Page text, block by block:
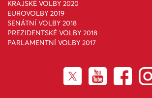
KRAJSKÉ VOLBY 2020
EUROVOLBY 2019
SENÁTNÍ VOLBY 2018
PREZIDENTSKÉ VOLBY 2018
PARLAMENTNÍ VOLBY 2017